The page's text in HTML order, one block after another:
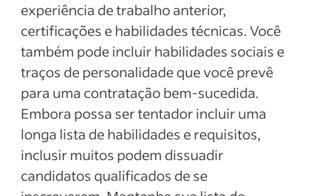
experiência de trabalho anterior,
certificações e habilidades técnicas. Você
também pode incluir habilidades sociais e
traços de personalidade que você prevê
para uma contratação bem-sucedida.
Embora possa ser tentador incluir uma
longa lista de habilidades e requisitos,
inclusir muitos podem dissuadir
candidatos qualificados de se